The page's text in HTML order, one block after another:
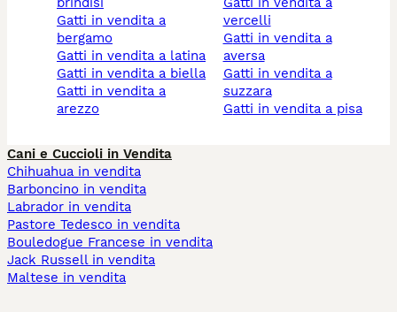
gatti in vendita a
bergamo
gatti in vendita a latina
gatti in vendita a biella
gatti in vendita a
arezzo
vercelli
gatti in vendita a
aversa
gatti in vendita a
suzzara
gatti in vendita a pisa
Cani e Cuccioli in Vendita
Chihuahua in vendita
Barboncino in vendita
Labrador in vendita
Pastore Tedesco in vendita
Bouledogue Francese in vendita
Jack Russell in vendita
Maltese in vendita